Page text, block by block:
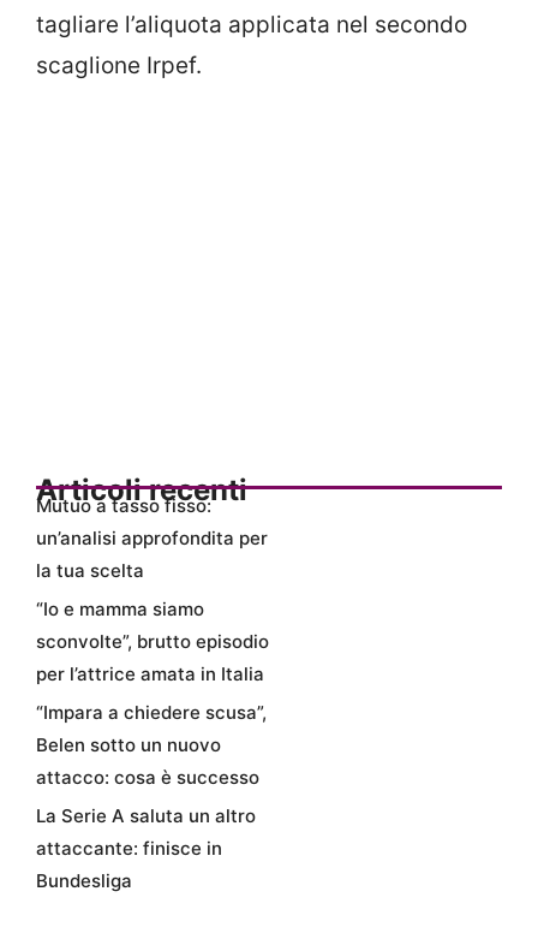
tagliare l’aliquota applicata nel secondo
scaglione Irpef.
Articoli recenti
Mutuo a tasso fisso:
un’analisi approfondita per
la tua scelta
“Io e mamma siamo
sconvolte”, brutto episodio
per l’attrice amata in Italia
“Impara a chiedere scusa”,
Belen sotto un nuovo
attacco: cosa è successo
La Serie A saluta un altro
attaccante: finisce in
Bundesliga